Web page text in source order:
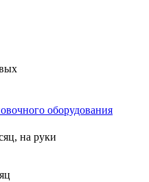
оборудования
на руки